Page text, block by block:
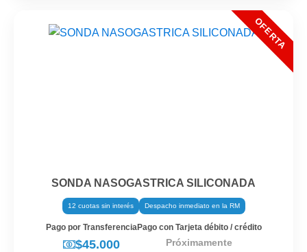
SONDA NASOGASTRICA SILICONADA
12 cuotas sin interés Despacho inmediato en la RM
Pago por Transferencia
$45.000
Pago con Tarjeta débito / crédito
Próximamente